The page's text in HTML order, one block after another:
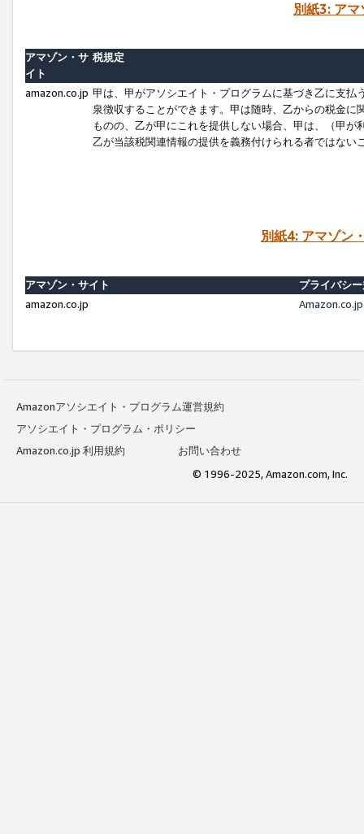
別紙3: ア
アマゾン・サ
イト
税規定
amazon.co.jp 甲は、甲がアソシエイト・プログラムに基づき乙に支
泉徴収することができます。甲は随時、乙からの税金
ものの、乙が甲にこれを提供しない場合、甲は、（甲
乙が当該税関連情報の提供を義務付けられる者ではな
別紙4: アマゾン
アマゾン・サイト
プライバシ
amazon.co.jp
Amazonアソシエイト・プログラム運営規約
アソシエイト・プログラム・ポリシー
Amazon.co.jp 利用規約
お問い合わせ
© 1996-2025, Amazon.com, Inc.